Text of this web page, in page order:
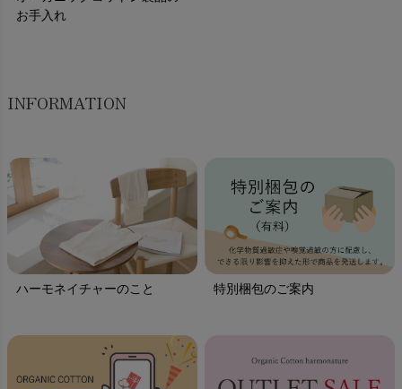
お手入れ
INFORMATION
ハーモネイチャーのこと 特別梱包のご案内